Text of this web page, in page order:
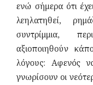
ενώ σήμερα ότι
λεηλατηθεί,
συντρίμμια,
αξιοποιηθούν
λόγους: Αφενός
γνωρίσουν οι